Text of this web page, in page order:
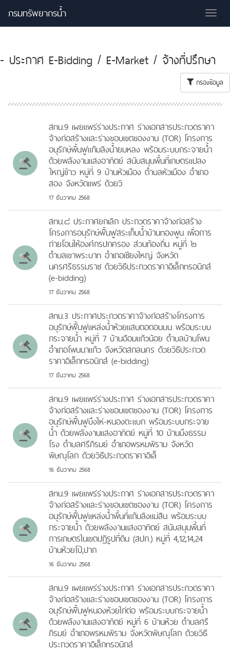
กรมทรัพยากรน้ำ
- ประกาศ E-Bidding / E-Market / จ้างที่ปรึกษา
กรองข้อมูล
สทน.9 เผยแพร่ร่างประกาศ ร่างเอกสารประกวดราคา
จ้างก่อสร้างและร่างขอบเขตของงาน (TOR) โครงการ
อนุรักษ์พื้นฟูแก้มลิงน้ำยมหลง พร้อมระบบกระจายน้ำ
ด้วยพลังงานแสงอาทิตย์ สนับสนุนพื้นที่เกษตรแปลง
ใหญ่ข้าว หมู่ที่ 9 บ้านหัวเมือง ตำบลหัวเมือง อำเภอ
สอง จังหวัดแพร่ ด้วยวิ
17 ธันวาคม 2568
สทน.๘ ประกาศยกเลิก ประกวดราคาจ้างก่อสร้าง
โครงการอนุรักษ์ฟื้นฟูสระเก็บน้ำบ้านทองพูน เพื่อการ
ถ่ายโอนให้องค์กรปกครอง ส่วนท้องถิ่น หมู่ที่ ๒
ตำบลเขาพระบาท อำเภอเชียงใหญ่ จังหวัด
นครศรีธรรมราช ด้วยวิธีประกวดราคาอิเล็กทรอนิกส์
(e-bidding)
17 ธันวาคม 2568
สทน.3 ประกาศประกวดราคาจ้างก่อสร้างโครงการ
อนุรักษ์ฟื้นฟูแหล่งน้ำห้วยแสนตอตอนบน พร้อมระบบ
กระจายน้ำ หมู่ที่ 7 บ้านอ้อมแก้วน้อย ตำบลบ้านโพน
อำเภอโพนนาแก้ว จังหวัดสกลนคร ด้วยวิธีประกวด
ราคาอิเล็กทรอนิกส์ (e-bidding)
17 ธันวาคม 2568
สทน.9 เผยแพร่ร่างประกาศ ร่างเอกสารประกวดราคา
จ้างก่อสร้างและร่างขอบเขตของงาน (TOR) โครงการ
อนุรักษ์ฟื้นฟูบึงไห่-หนองตะแบก พร้อมระบบกระจาย
น้ำ ด้วยพลังงานแสงอาทิตย์ หมู่ที่ 10 บ้านบึงธรรม
โรง ตำบลศรีภิรมย์ อำเภอพรหมพิราม จังหวัด
พิษณุโลก ด้วยวิธีประกวดราคาอิเล็
16 ธันวาคม 2568
สทน.9 เผยแพร่ร่างประกาศ ร่างเอกสารประกวดราคา
จ้างก่อสร้างและร่างขอบเขตของงาน (TOR) โครงการ
อนุรักษ์ฟื้นฟูแหล่งน้ำพื้นที่แก้มลิงแม่สิน พร้อมระบบ
กระจายน้ำ ด้วยพลังงานแสงอาทิตย์ สนับสนุนพื้นที่
การเกษตรในเขตปฏิรูปที่ดิน (สปก.) หมู่ที่ 4,12,14,24
บ้านห้วยโป้,ปาก
16 ธันวาคม 2568
สทน.9 เผยแพร่ร่างประกาศ ร่างเอกสารประกวดราคา
จ้างก่อสร้างและร่างขอบเขตของงาน (TOR) โครงการ
อนุรักษ์ฟื้นฟูหนองห้วยไก่ต่อ พร้อมระบบกระจายน้ำ
ด้วยพลังงานแสงอาทิตย์ หมู่ที่ 6 บ้านห้วย ตำบลศรี
ภิรมย์ อำเภอพรหมพิราม จังหวัดพิษณุโลก ด้วยวิธี
ประกวดราคาอิเล็กทรอนิกส์